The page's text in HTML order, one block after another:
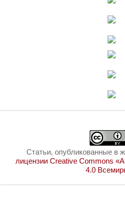
Статьи, опубликованные в
лицензии Creative Commons
4.0